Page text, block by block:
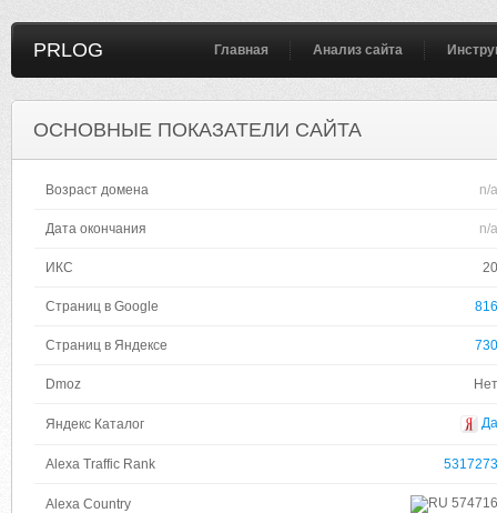
PRLOG Главная Анализ сайта
ОСНОВНЫЕ ПОКАЗАТЕЛИ САЙТА
Возраст домена n/a
Дата окончания n/a
ИКС 20
Страниц в Google 816
Страниц в Яндексе 730
Dmoz Нет
Яндекс Каталог Да
Alexa Traffic Rank 5317273
Alexa Country 574716